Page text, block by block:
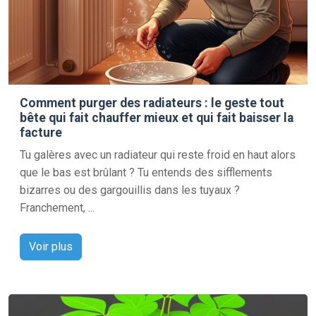
Comment purger des radiateurs : le geste tout
bête qui fait chauffer mieux et qui fait baisser la
facture
Tu galères avec un radiateur qui reste froid en haut alors
que le bas est brûlant ? Tu entends des sifflements
bizarres ou des gargouillis dans les tuyaux ?
Franchement, ...
Voir plus